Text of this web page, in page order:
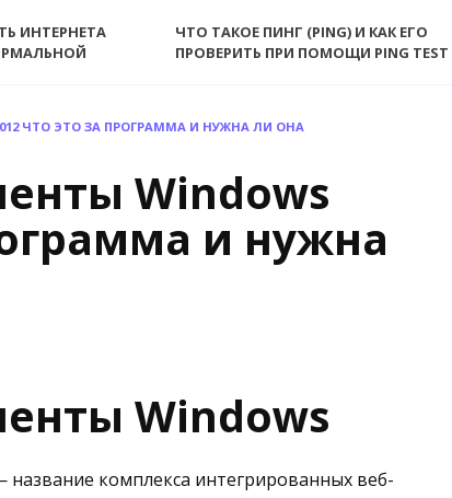
ИНТЕРНЕТА
ЧТО ТАКОЕ ПИНГ (PING) И КАК ЕГО
ПРОВЕРИТЬ ПРИ ПОМОЩИ PING TEST
ЧТО ЭТО ЗА ПРОГРАММА И НУЖНА ЛИ ОНА
Windows
и нужна
Windows
название комплекса интегрированных веб-